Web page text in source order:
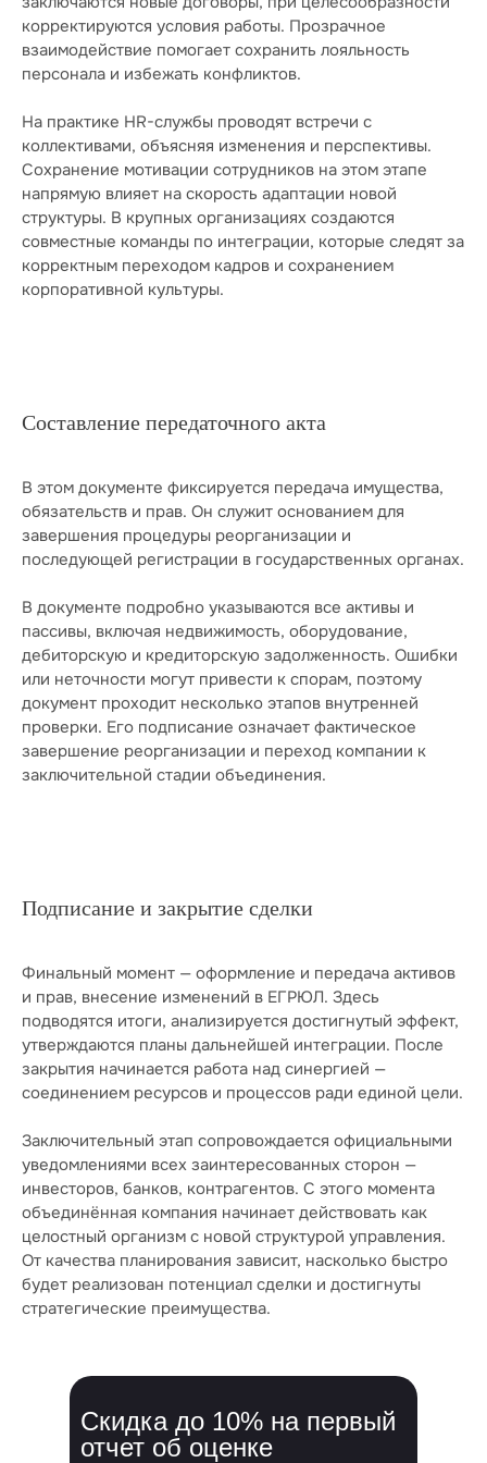
корректируются условия работы. Прозрачное
взаимодействие помогает сохранить лояльность
персонала и избежать конфликтов.
На практике HR-службы проводят встречи с
коллективами, объясняя изменения и перспективы.
Сохранение мотивации сотрудников на этом этапе
напрямую влияет на скорость адаптации новой
структуры. В крупных организациях создаются
совместные команды по интеграции, которые следят за
корректным переходом кадров и сохранением
корпоративной культуры.
Составление передаточного акта
В этом документе фиксируется передача имущества,
обязательств и прав. Он служит основанием для
завершения процедуры реорганизации и
последующей регистрации в государственных органах.
В документе подробно указываются все активы и
пассивы, включая недвижимость, оборудование,
дебиторскую и кредиторскую задолженность. Ошибки
или неточности могут привести к спорам, поэтому
документ проходит несколько этапов внутренней
проверки. Его подписание означает фактическое
завершение реорганизации и переход компании к
заключительной стадии объединения.
Подписание и закрытие сделки
Финальный момент — оформление и передача активов
и прав, внесение изменений в ЕГРЮЛ. Здесь
подводятся итоги, анализируется достигнутый эффект,
утверждаются планы дальнейшей интеграции. После
закрытия начинается работа над синергией —
соединением ресурсов и процессов ради единой цели.
Заключительный этап сопровождается официальными
уведомлениями всех заинтересованных сторон —
инвесторов, банков, контрагентов. С этого момента
объединённая компания начинает действовать как
целостный организм с новой структурой управления.
От качества планирования зависит, насколько быстро
будет реализован потенциал сделки и достигнуты
стратегические преимущества.
Скидка до 10% на первый
отчет об оценке
решить вашу задачу
Даю свое согласие на
персональных данныхирассылку рекламно-
Свяжемся с вами в течение 15 минут
и предложим экспертные решения для ваших
задач
Российская консалтинговая компания
Скачать презентацию о компании
Скачать прайс-лист на услуги